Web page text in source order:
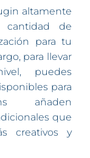
altamente
de
para tu
para llevar
puedes
para
añaden
que
creativos y